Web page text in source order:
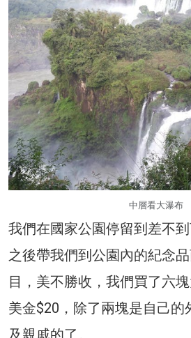
中層看大瀑布
我們在國家公園停留到差不到
之後帶我們到公園內的紀念
目，美不勝收，我們買了六
美金$20，除了兩塊是自己的